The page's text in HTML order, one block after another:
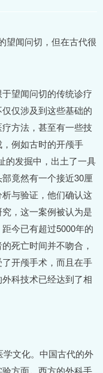
望闻问切的传统诊疗
仅涉及到这些基础的
方法，甚至有一些技
例如古时的开颅手
的发掘中，出土了一具
竟然有一个接近30厘
与验证，他们确认这
，这一案例被认为是
今已有超过5000年的
死亡时间并不吻合，
开颅手术，而且在手
科技术已经达到了相
文化。中国古代的外
方面。西方的外科手